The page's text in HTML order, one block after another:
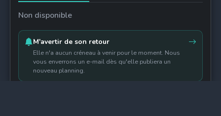
Non disponible
M'avertir de son retour
Elle n'a aucun créneau à venir pour le moment. Nous
vous enverrons un e-mail dès qu'elle publiera un
nouveau planning.